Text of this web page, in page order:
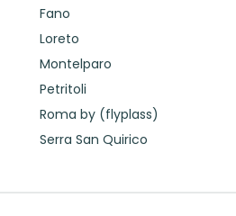
Fano
Loreto
Montelparo
Petritoli
Roma by (flyplass)
Serra San Quirico